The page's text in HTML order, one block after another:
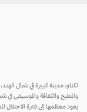
لكناو، مدينة كبيرة في شمال الهند،
والمطبخ والثقافة والموسيقى في
يعود معظمها إلى فترة الاحتلال